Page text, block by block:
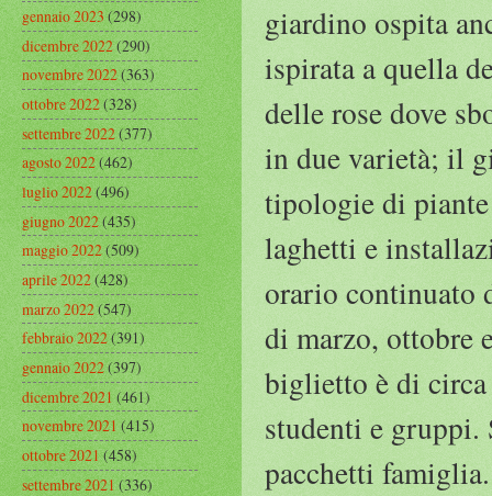
giardino ospita
ispirata a quella
delle rose dove
in due varietà; il
tipologie di
laghetti e
orario continuato
di marzo, ottobre
biglietto è di
studenti e gruppi.
pacchetti famiglia.
gennaio 2023(298)
dicembre 2022(290)
novembre 2022(363)
ottobre 2022(328)
settembre 2022(377)
agosto 2022(462)
luglio 2022(496)
giugno 2022(435)
maggio 2022(509)
aprile 2022(428)
marzo 2022(547)
febbraio 2022(391)
gennaio 2022(397)
dicembre 2021(461)
novembre 2021(415)
ottobre 2021(458)
settembre 2021(336)